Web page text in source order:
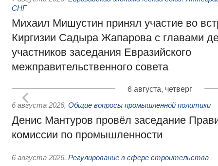
СНГ
Михаил Мишустин принял участие во
Киргизии Садыра Жапарова с главами
участников заседания Евразийского
межправительственного совета
6 августа, четверг
6 августа 2026, Общие вопросы промышленной политики
Денис Мантуров провёл заседание
комиссии по промышленности
6 августа 2026, Регулирование в сфере строительства